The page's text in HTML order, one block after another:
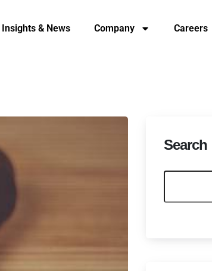
Insights & News Company Careers
Search